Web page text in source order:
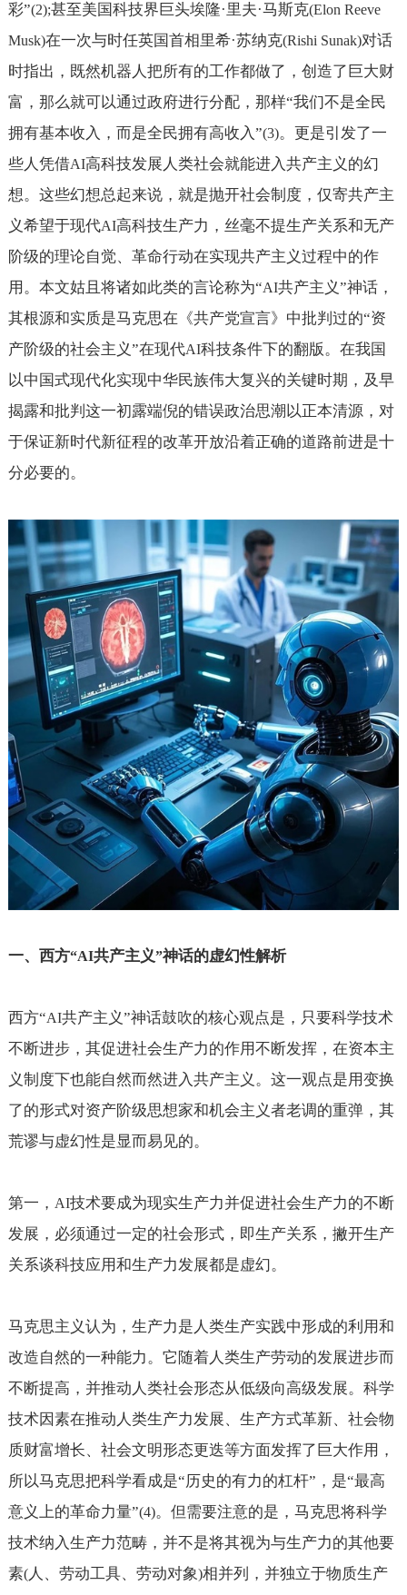
彩”(2);甚至美国科技界巨头埃隆·里夫·马斯克(Elon Reeve
Musk)在一次与时任英国首相里希·苏纳克(Rishi Sunak)对话
时指出，既然机器人把所有的工作都做了，创造了巨大财
富，那么就可以通过政府进行分配，那样“我们不是全民
拥有基本收入，而是全民拥有高收入”(3)。更是引发了一
些人凭借AI高科技发展人类社会就能进入共产主义的幻
想。这些幻想总起来说，就是抛开社会制度，仅寄共产主
义希望于现代AI高科技生产力，丝毫不提生产关系和无产
阶级的理论自觉、革命行动在实现共产主义过程中的作
用。本文姑且将诸如此类的言论称为“AI共产主义”神话，
其根源和实质是马克思在《共产党宣言》中批判过的“资
产阶级的社会主义”在现代AI科技条件下的翻版。在我国
以中国式现代化实现中华民族伟大复兴的关键时期，及早
揭露和批判这一初露端倪的错误政治思潮以正本清源，对
于保证新时代新征程的改革开放沿着正确的道路前进是十
分必要的。
一、西方“AI共产主义”神话的虚幻性解析
西方“AI共产主义”神话鼓吹的核心观点是，只要科学技术
不断进步，其促进社会生产力的作用不断发挥，在资本主
义制度下也能自然而然进入共产主义。这一观点是用变换
了的形式对资产阶级思想家和机会主义者老调的重弹，其
荒谬与虚幻性是显而易见的。
第一， AI技术要成为现实生产力并促进社会生产力的不断
发展，必须通过一定的社会形式，即生产关系，撇开生产
关系谈科技应用和生产力发展都是虚幻。
马克思主义认为，生产力是人类生产实践中形成的利用和
改造自然的一种能力。它随着人类生产劳动的发展进步而
不断提高，并推动人类社会形态从低级向高级发展。科学
技术因素在推动人类生产力发展、生产方式革新、社会物
质财富增长、社会文明形态更迭等方面发挥了巨大作用，
所以马克思把科学看成是“历史的有力的杠杆”，是“最高
意义上的革命力量”(4)。但需要注意的是，马克思将科学
技术纳入生产力范畴，并不是将其视为与生产力的其他要
素(人、劳动工具、劳动对象)相并列，并独立于物质生产